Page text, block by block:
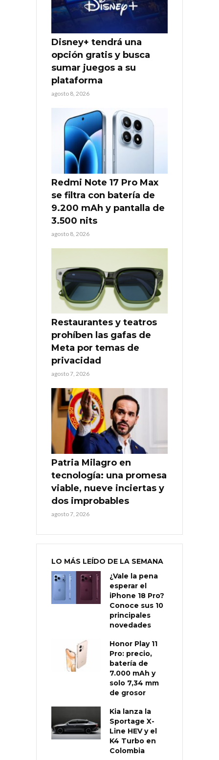
Disney+ tendrá una
opción gratis y busca
sumar juegos a su
plataforma
agosto 8, 2026
Redmi Note 17 Pro Max
se filtra con batería de
9.200 mAh y pantalla de
3.500 nits
agosto 8, 2026
Restaurantes y teatros
prohíben las gafas de
Meta por temas de
privacidad
agosto 7, 2026
Patria Milagro en
tecnología: una promesa
viable, nueve inciertas y
dos improbables
agosto 7, 2026
LO MÁS LEÍDO DE LA SEMANA
¿Vale la pena
esperar el
iPhone 18 Pro?
Conoce sus 10
principales
novedades
Honor Play 11
Pro: precio,
batería de
7.000 mAh y
solo 7,34 mm
de grosor
Kia lanza la
Sportage X-
Line HEV y el
K4 Turbo en
Colombia